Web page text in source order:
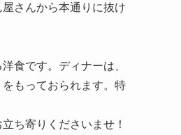
さんから本通りに抜け
食です。ディナーは、
もっておられます。特
ち寄りくださいませ！